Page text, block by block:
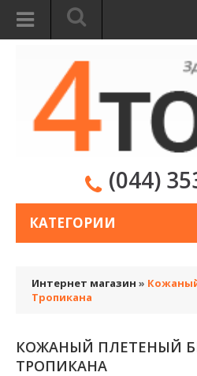
(044)
КАТЕГОРИИ
Интернет магазин »
Тропикана
КОЖАНЫЙ ПЛЕТЕНЫЙ
ТРОПИКАНА